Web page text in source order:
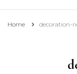
Home decoration-